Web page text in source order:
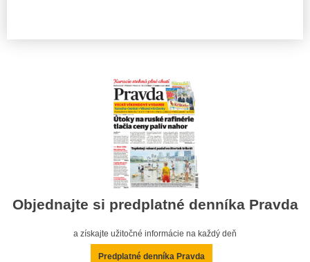
Objednajte si predplatné denníka Pravda
a získajte užitočné informácie na každý deň
Predplatné denníka Pravda